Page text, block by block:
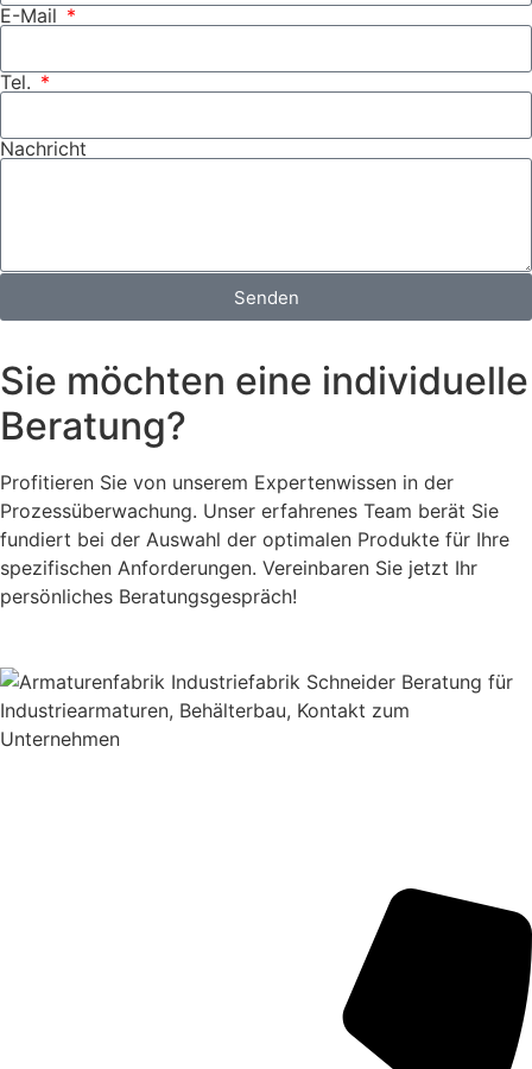
E-Mail
Tel.
Nachricht
Senden
Sie möchten eine individuelle
Beratung?
Profitieren Sie von unserem Expertenwissen in der
Prozessüberwachung. Unser erfahrenes Team berät Sie
fundiert bei der Auswahl der optimalen Produkte für Ihre
spezifischen Anforderungen. Vereinbaren Sie jetzt Ihr
persönliches Beratungsgespräch!